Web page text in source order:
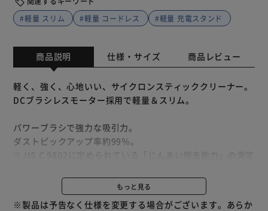
#軽量 スリム
#軽量 コードレス #軽量 充電スタンド
商品説明 仕様・サイズ 商品レビュー
軽く、強く、心地いい、サイクロンスティッククリーナー。
DCブラシレスモーター採用で軽量＆スリム。
パワーブラシで強力な吸引力。
ダストピックアップ率約99％。
硬い床からのじんあい除去能力を測定。
アイリスオーヤマ調べ。
もっと見る
※製品は予告なく仕様を変更する場合がございます。あらか